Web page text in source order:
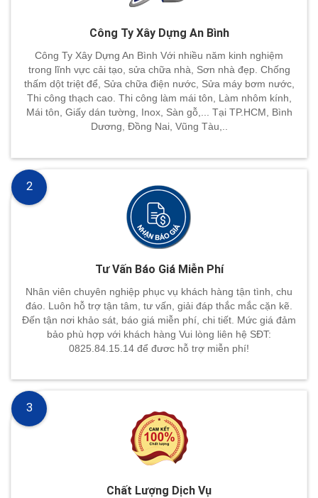
Công Ty Xây Dựng An Bình
Công Ty Xây Dựng An Bình Với nhiều năm kinh nghiệm
trong lĩnh vực cải tạo, sửa chữa nhà, Sơn nhà đẹp. Chống
thấm dột triệt để, Sửa chữa điện nước, Sửa máy bơm nước,
Thi công thạch cao. Thi công làm mái tôn, Làm nhôm kính,
Mái tôn, Giấy dán tường, Inox, Sàn gỗ,... Tại TP.HCM, Bình
Dương, Đồng Nai, Vũng Tàu,..
Tư Vấn Báo Giá Miễn Phí
Nhân viên chuyên nghiệp phục vụ khách hàng tận tình, chu
đáo. Luôn hỗ trợ tận tâm, tư vấn, giải đáp thắc mắc cặn kẽ.
Đến tận nơi khảo sát, báo giá miễn phí, chi tiết. Mức giá đảm
bảo phù hợp với khách hàng Vui lòng liên hệ SĐT:
0825.84.15.14 để đươc hỗ trợ miễn phí!
2
Chất Lượng Dịch Vụ
3